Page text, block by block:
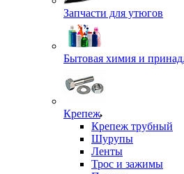
Запчасти для утюгов
Бытовая химия и
Крепеж
Крепеж трубный
Шурупы
Ленты
Трос и зажимы